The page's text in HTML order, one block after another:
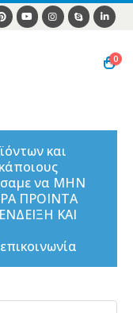
0
και
να ΜΗΝ
ΠΡΟΙΝΤΑ
ΚΑΙ